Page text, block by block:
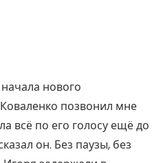
нового
позвонил мне
всё по его голосу ещё до
он. Без паузы, без